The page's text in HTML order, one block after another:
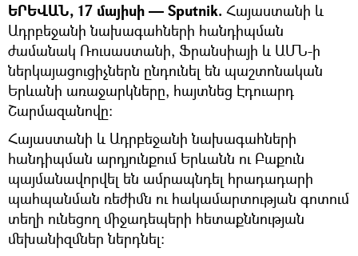
ԵՐԵՎԱՆ, 17 մայիսի — Sputnik. Հայաստանի և
Ադրբեջանի նախագահների հանդիպման
ժամանակ Ռուսաստանի, Ֆրանսիայի և ԱՄՆ-ի
ներկայացուցիչներն ընդունել են պաշտոնական
Երևանի առաջարկները, հայտնեց Էդուարդ
Շարմազանովը։
Հայաստանի և Ադրբեջանի նախագահների
հանդիպման արդյունքում Երևանն ու Բաքուն
պայմանավորվել են ամրապնդել հրադադարի
պահպանման ռեժիմն ու հակամարտության գոտում
տեղի ունեցող միջադեպերի հետաքննության
մեխանիզմներ ներդնել։